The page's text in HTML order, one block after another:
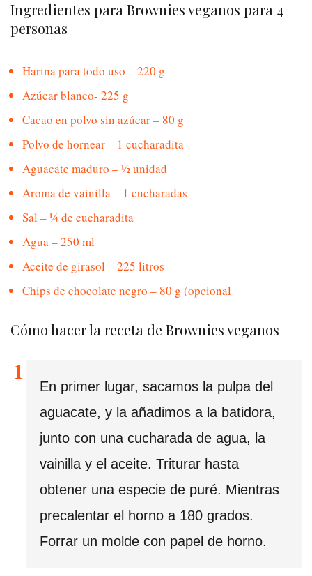
Ingredientes para Brownies veganos para 4
personas
Harina para todo uso – 220 g
Azúcar blanco- 225 g
Cacao en polvo sin azúcar – 80 g
Polvo de hornear – 1 cucharadita
Aguacate maduro – ½ unidad
Aroma de vainilla – 1 cucharadas
Sal – ¼ de cucharadita
Agua – 250 ml
Aceite de girasol – 225 litros
Chips de chocolate negro – 80 g (opcional
Cómo hacer la receta de Brownies veganos
En primer lugar, sacamos la pulpa del
aguacate, y la añadimos a la batidora,
junto con una cucharada de agua, la
vainilla y el aceite. Triturar hasta
obtener una especie de puré. Mientras
precalentar el horno a 180 grados.
Forrar un molde con papel de horno.